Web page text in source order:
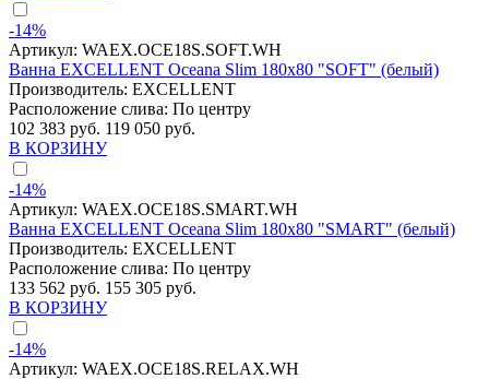
-14%
Артикул: WAEX.OCE18S.SOFT.WH
Ванна EXCELLENT Oceana Slim 180x80 "SOFT" (белый)
Производитель: EXCELLENT
Расположение слива: По центру
102 383 руб. 119 050 руб.
В КОРЗИНУ
-14%
Артикул: WAEX.OCE18S.SMART.WH
Ванна EXCELLENT Oceana Slim 180x80 "SMART" (белый)
Производитель: EXCELLENT
Расположение слива: По центру
133 562 руб. 155 305 руб.
В КОРЗИНУ
-14%
Артикул: WAEX.OCE18S.RELAX.WH